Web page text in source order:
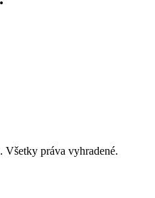
práva vyhradené.